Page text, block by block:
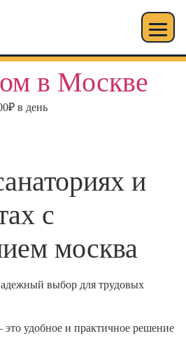
в Москве
в день
и
с
москва
выбор для трудовых
удобное и практичное решение